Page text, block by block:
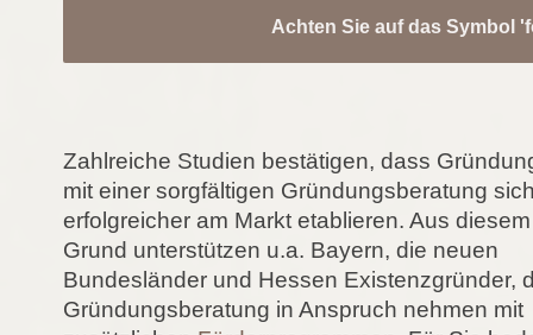
Achten Sie auf das Symbol
Zahlreiche Studien bestätigen, dass
mit einer sorgfältigen Gründungsberatung
erfolgreicher am Markt etablieren. Aus diesem
Grund unterstützen u.a. Bayern, die neuen
Bundesländer und Hessen Existenzgründer,
Gründungsberatung in Anspruch nehmen mit